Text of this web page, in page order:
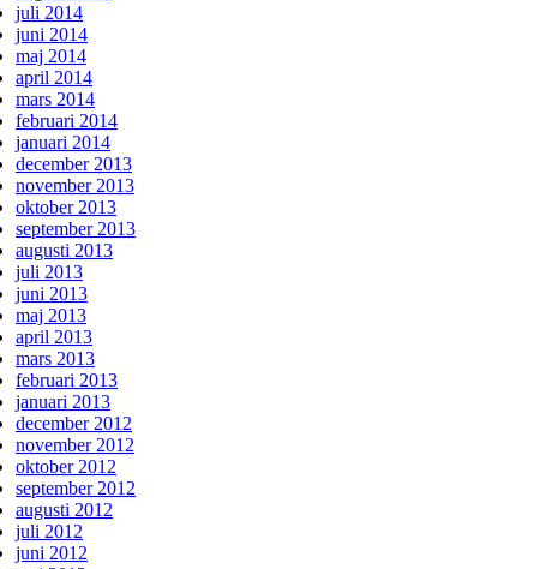
juli 2014
juni 2014
maj 2014
april 2014
mars 2014
februari 2014
januari 2014
december 2013
november 2013
oktober 2013
september 2013
augusti 2013
juli 2013
juni 2013
maj 2013
april 2013
mars 2013
februari 2013
januari 2013
december 2012
november 2012
oktober 2012
september 2012
augusti 2012
juli 2012
juni 2012